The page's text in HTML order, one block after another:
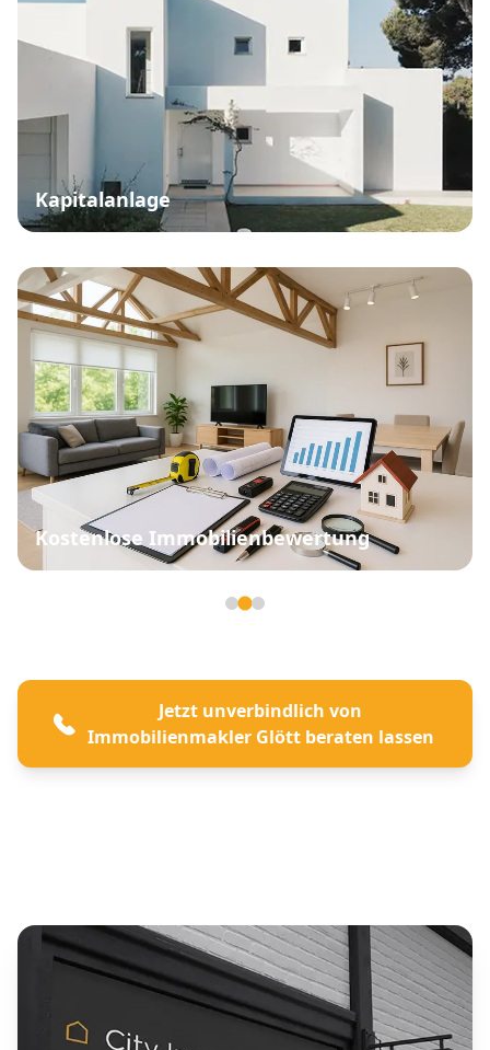
Kapitalanlage
Kostenlose Immobilienbewertung
Jetzt unverbindlich von
Immobilienmakler Glött beraten lassen